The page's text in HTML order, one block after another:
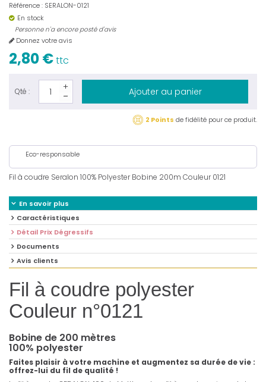
Référence : SERALON-0121
En stock
Personne n'a encore posté d'avis
Donnez votre avis
2,80 €ttc
Qté : Ajouter au panier
2 Points de fidélité pour ce produit.
Eco-responsable
Fil à coudre Seralon 100% Polyester Bobine 200m Couleur 0121
En savoir plus
Caractéristiques
Détail Prix Dégressifs
Documents
Avis clients
Fil à coudre polyester
Couleur n°0121
Bobine de 200 mètres
100% polyester
Faites plaisir à votre machine et augmentez sa durée de vie :
offrez-lui du fil de qualité !